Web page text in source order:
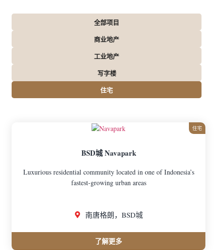
商业地产
工业地产
写字楼
住宅
全部项目
住宅
BSD城 Navapark
Luxurious residential community located in one of Indonesia’s
fastest-growing urban areas
南唐格朗，BSD城
了解更多